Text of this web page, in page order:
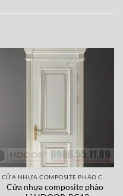
Cửa nhựa composite phào